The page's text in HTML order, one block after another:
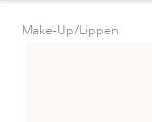
Make-Up/Lippen